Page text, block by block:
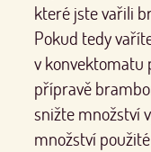
které jste vařili
Pokud tedy
v konvektomatu
přípravě
snižte množství
množství